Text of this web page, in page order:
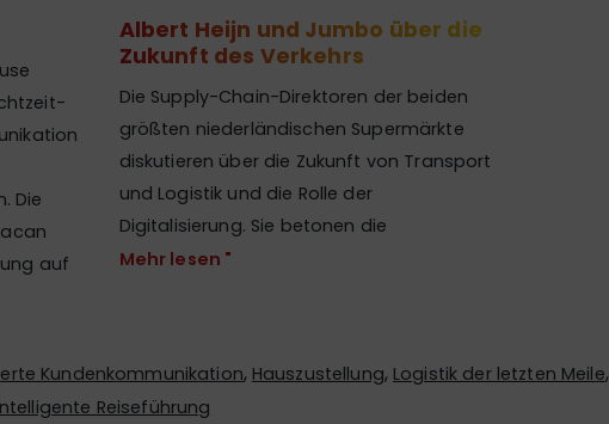
Die
auf
Albert Heijn und Jumbo über die
Zukunft des Verkehrs
Die Supply-Chain-Direktoren der beiden
größten niederländischen Supermärkte
diskutieren über die Zukunft von Transport
und Logistik und die Rolle der
Digitalisierung. Sie betonen die
Mehr lesen "
Kundenkommunikation, Hauszustellung, Logistik der letzten Meile,
Reiseführung